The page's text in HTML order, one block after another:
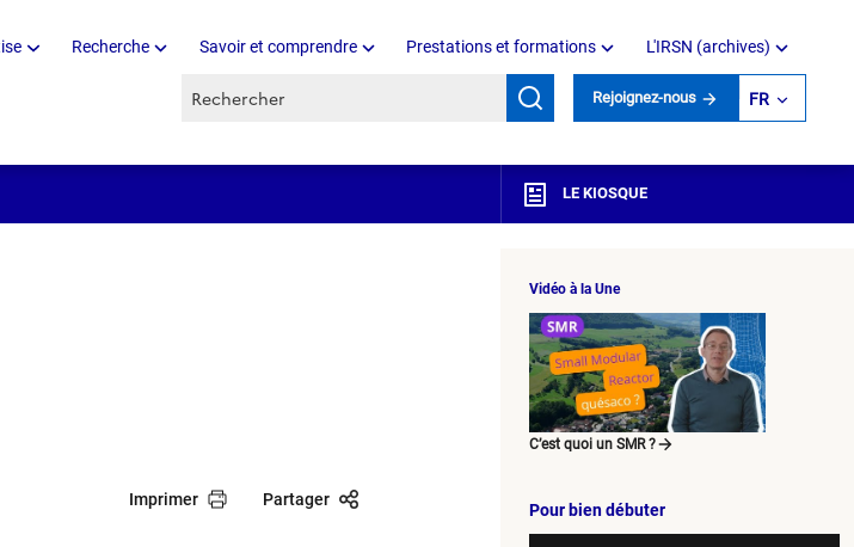
Recherche Savoir et comprendre Prestations et formations L'IRSN (archives)
Recherche par mots clés Rejoignez-nous FR
LE KIOSQUE
Imprimer Partager
Vidéo à la Une
C’est quoi un SMR ?
Pour bien débuter